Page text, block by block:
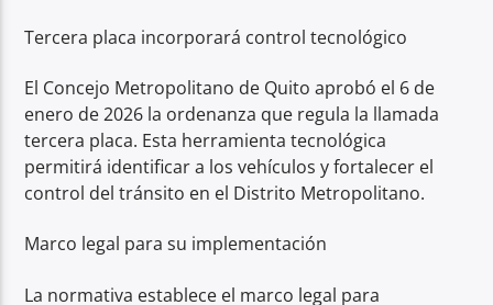
Tercera placa incorporará control tecnológico
El Concejo Metropolitano de Quito aprobó el 6 de
enero de 2026 la ordenanza que regula la llamada
tercera placa. Esta herramienta tecnológica
permitirá identificar a los vehículos y fortalecer el
control del tránsito en el Distrito Metropolitano.
Marco legal para su implementación
La normativa establece el marco legal para